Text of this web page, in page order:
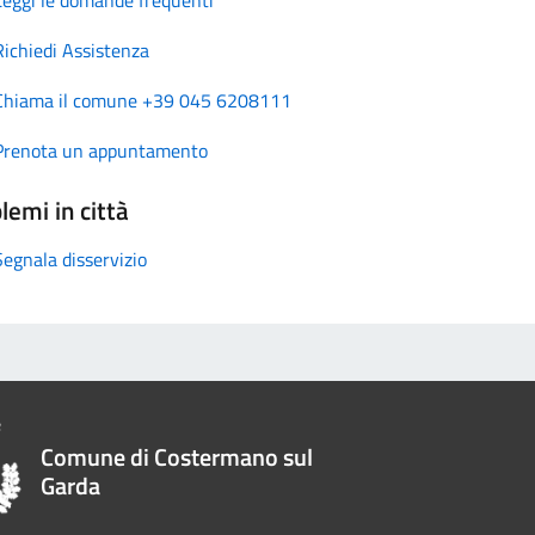
Assistenza
il comune +39 045 6208111
un appuntamento
in città
disservizio
Comune di Costermano sul
Garda